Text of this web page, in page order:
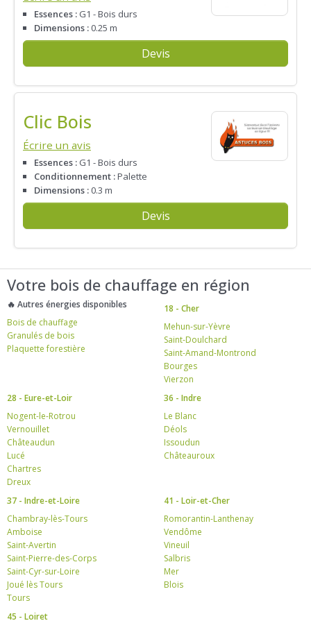
Essences : G1 - Bois durs
Dimensions : 0.25 m
Devis
Clic Bois
Écrire un avis
Essences : G1 - Bois durs
Conditionnement :Palette
Dimensions : 0.3 m
Devis
Votre bois de chauffage en région
🔥 Autres énergies disponibles
Bois de chauffage
Granulés de bois
Plaquette forestière
18 - Cher
Mehun-sur-Yèvre
Saint-Doulchard
Saint-Amand-Montrond
Bourges
Vierzon
28 - Eure-et-Loir
Nogent-le-Rotrou
Vernouillet
Châteaudun
Lucé
Chartres
Dreux
36 - Indre
Le Blanc
Déols
Issoudun
Châteauroux
37 - Indre-et-Loire
Chambray-lès-Tours
Amboise
Saint-Avertin
Saint-Pierre-des-Corps
Saint-Cyr-sur-Loire
Joué lès Tours
Tours
41 - Loir-et-Cher
Romorantin-Lanthenay
Vendôme
Vineuil
Salbris
Mer
Blois
45 - Loiret